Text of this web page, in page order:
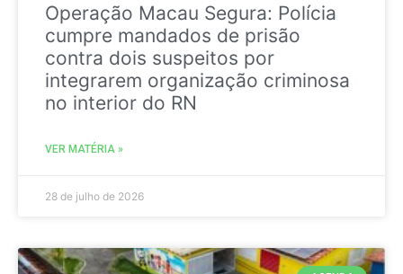
Operação Macau Segura: Polícia
cumpre mandados de prisão
contra dois suspeitos por
integrarem organização criminosa
no interior do RN
VER MATÉRIA »
28 de julho de 2026